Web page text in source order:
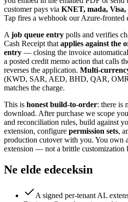
customer pays via KNET, mada,
Tap fires a webhook our Azure-fronted
A job queue entry polls and verifies
Cash Receipt that applies against the
entry — closing the invoice
a posted credit memo action that calls
reverses the application. Multi-
(KWD, SAR, AED, BHD, QAR,
matches the charge.
This is honest build-to-order: there is
download. After purchase we scope
and reconciliation rules, build against
extension, configure permission sets,
production cutover with you. You own
extension — not a brittle customization
Ne elde edeceksin
A signed per-tenant AL